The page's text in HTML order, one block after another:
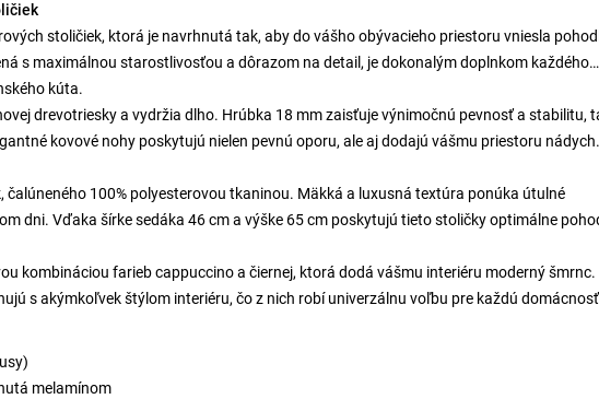
stoličiek, ktorá je navrhnutá tak, aby do vášho obývacieho priestoru vniesla
s maximálnou starostlivosťou a dôrazom na detail, je dokonalým doplnkom každého
kúta.
drevotriesky a vydržia dlho. Hrúbka 18 mm zaisťuje výnimočnú pevnosť a stabilitu,
kovové nohy poskytujú nielen pevnú oporu, ale aj dodajú vášmu priestoru nádych
100% polyesterovou tkaninou. Mäkká a luxusná textúra ponúka útulné
dni. Vďaka šírke sedáka 46 cm a výške 65 cm poskytujú tieto stoličky optimálne
kombináciou farieb cappuccino a čiernej, ktorá dodá vášmu interiéru moderný šmrnc.
s akýmkoľvek štýlom interiéru, čo z nich robí univerzálnu voľbu pre každú
melamínom